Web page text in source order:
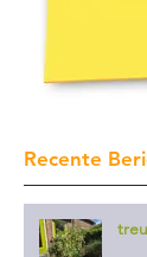
Recente